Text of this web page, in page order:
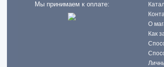
Мы принимаем к оплате:
О
Как